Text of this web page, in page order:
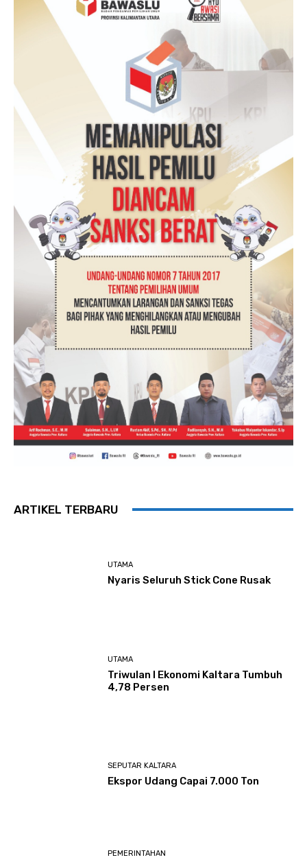
ARTIKEL TERBARU
UTAMA
Nyaris Seluruh Stick Cone Rusak
UTAMA
Triwulan I Ekonomi Kaltara Tumbuh
4,78 Persen
SEPUTAR KALTARA
Ekspor Udang Capai 7.000 Ton
PEMERINTAHAN